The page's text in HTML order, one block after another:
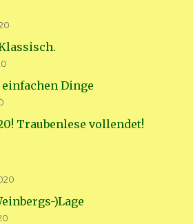
Dinge
Traubenlese vollendet!
)Lage